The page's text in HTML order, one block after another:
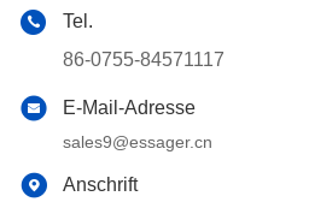
Tel.
86-0755-84571117
E-Mail-Adresse
sales9@essager.cn
Anschrift